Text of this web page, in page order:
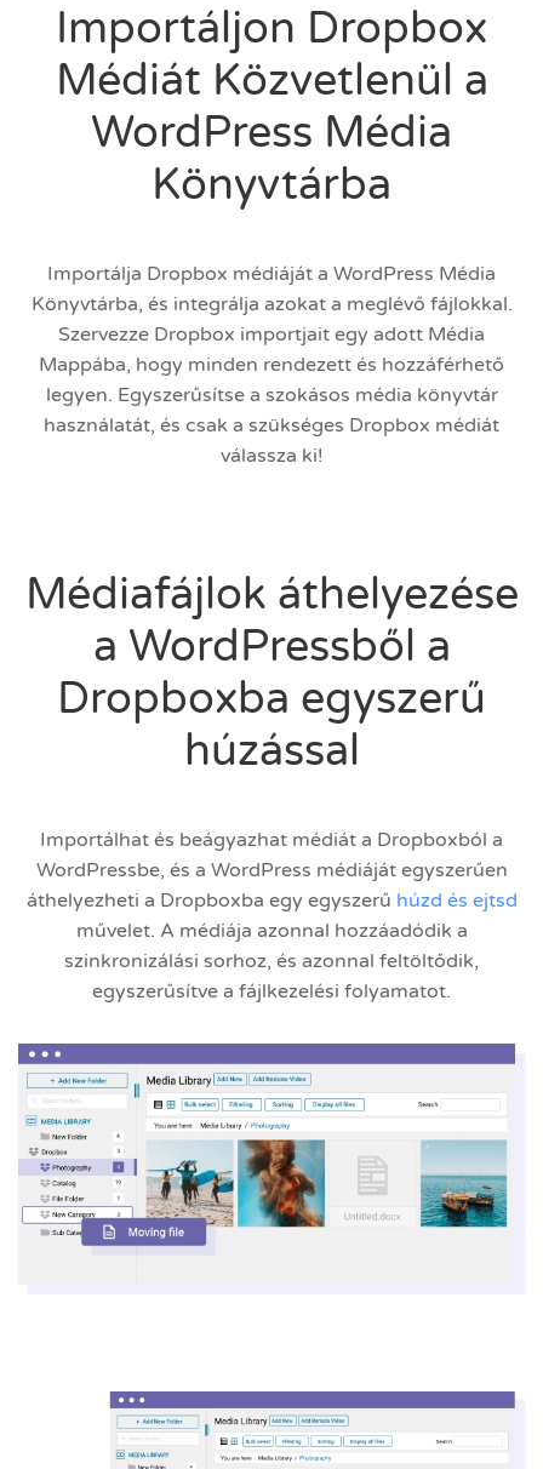
Importáljon Dropbox
Médiát Közvetlenül a
WordPress Média
Könyvtárba
Importálja Dropbox médiáját a WordPress Média
Könyvtárba, és integrálja azokat a meglévő fájlokkal.
Szervezze Dropbox importjait egy adott Média
Mappába, hogy minden rendezett és hozzáférhető
legyen. Egyszerűsítse a szokásos média könyvtár
használatát, és csak a szükséges Dropbox médiát
válassza ki!
Médiafájlok áthelyezése
a WordPressből a
Dropboxba egyszerű
húzással
Importálhat és beágyazhat médiát a Dropboxból a
WordPressbe, és a WordPress médiáját egyszerűen
áthelyezheti a Dropboxba egy egyszerű húzd és ejtsd
művelet. A médiája azonnal hozzáadódik a
szinkronizálási sorhoz, és azonnal feltöltődik,
egyszerűsítve a fájlkezelési folyamatot.